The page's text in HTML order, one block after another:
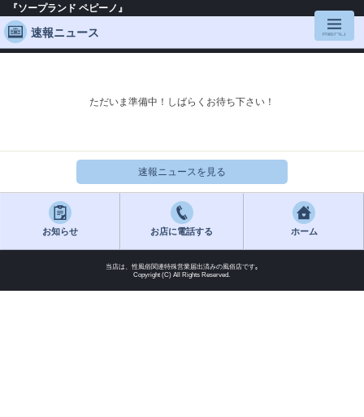
『ソープランド ペピーノ』
速報ニュース
ただいま準備中！しばらくお待ち下さい！
速報ニュースを見る
お知らせ お店に電話する ホーム
当店は、性風俗関連特殊営業届出済みの風俗店です｡
Copyright (C) All Rights Reserved.